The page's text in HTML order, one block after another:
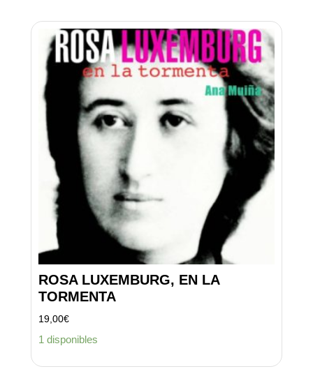
ROSA LUXEMBURG, EN LA
TORMENTA
19,00€
1 disponibles